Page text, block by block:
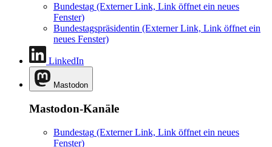
Bundestag (Externer Link, Link öffnet ein neues
Fenster)
Bundestagspräsidentin (Externer Link, Link öffnet ein
neues Fenster)
LinkedIn
Mastodon
Mastodon-Kanäle
Bundestag (Externer Link, Link öffnet ein neues
Fenster)